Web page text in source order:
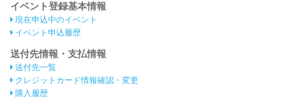
イベント登録基本情報
現在申込中のイベント
イベント申込履歴
送付先情報・支払情報
送付先一覧
クレジットカード情報確認・変更
購入履歴